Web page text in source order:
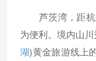
芦茨湾，距杭
为便利。境内山川
湖)黄金旅游线上